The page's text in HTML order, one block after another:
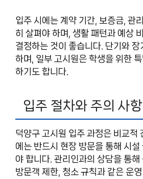
입주 시에는 계약 기간, 보증금, 관
히 살펴야 하며, 생활 패턴과 예상
결정하는 것이 좋습니다. 단기와
하며, 일부 고시원은 학생을 위한
하기도 합니다.
입주 절차와 주의 사항
덕양구 고시원 입주 과정은 비교적
에는 반드시 현장 방문을 통해 시설
야 합니다. 관리인과의 상담을 통해
방문객 제한, 청소 규칙과 같은 운